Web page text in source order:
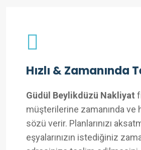
Hızlı & Zamanında
Güdül Beylikdüzü Nakliyat
müşterilerine zamanında ve
sözü verir. Planlarınızı
eşyalarınızın istediğiniz